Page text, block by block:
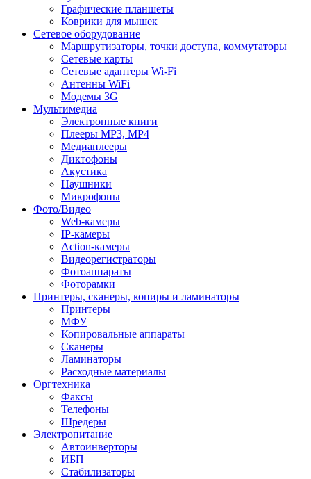
Графические планшеты
Коврики для мышек
Сетевое оборудование
Маршрутизаторы, точки доступа, коммутаторы
Сетевые карты
Сетевые адаптеры Wi-Fi
Антенны WiFi
Модемы 3G
Мультимедиа
Электронные книги
Плееры MP3, MP4
Медиаплееры
Диктофоны
Акустика
Наушники
Микрофоны
Фото/Видео
Web-камеры
IP-камеры
Action-камеры
Видеорегистраторы
Фотоаппараты
Фоторамки
Принтеры, сканеры, копиры и ламинаторы
Принтеры
МФУ
Копировальные аппараты
Сканеры
Ламинаторы
Расходные материалы
Оргтехника
Факсы
Телефоны
Шредеры
Электропитание
Автоинверторы
ИБП
Стабилизаторы